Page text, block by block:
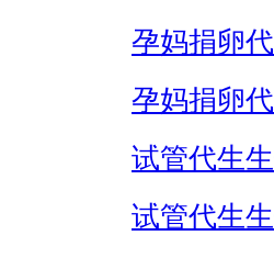
孕妈捐卵
孕妈捐卵
试管代生
试管代生